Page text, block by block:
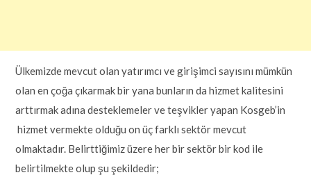
Ülkemizde mevcut olan yatırımcı ve girişimci sayısını mümkün
olan en çoğa çıkarmak bir yana bunların da hizmet kalitesini
arttırmak adına desteklemeler ve teşvikler yapan Kosgeb’in
hizmet vermekte olduğu on üç farklı sektör mevcut
olmaktadır. Belirttiğimiz üzere her bir sektör bir kod ile
belirtilmekte olup şu şekildedir;